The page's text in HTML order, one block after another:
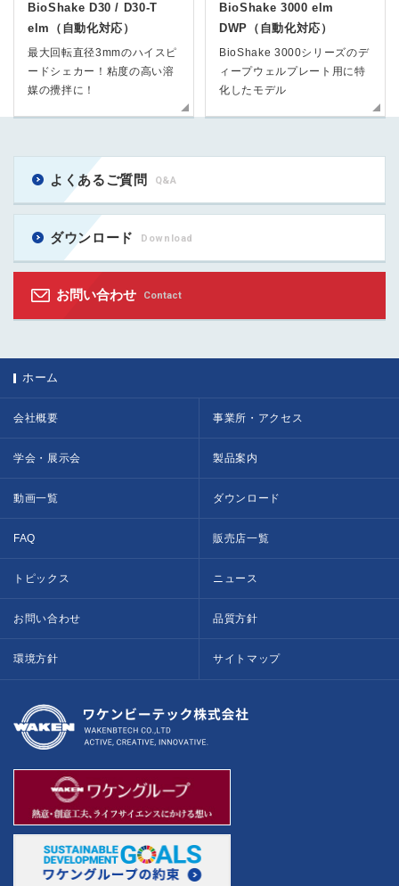
BioShake D30 / D30-T
elm（自動化対応）
最大回転直径3mmのハイスピ
ードシェカー！粘度の高い溶
媒の攪拌に！
BioShake 3000 elm
DWP（自動化対応）
BioShake 3000シリーズのデ
ィープウェルプレート用に特
化したモデル
よくあるご質問 Q&A
ダウンロード Download
お問い合わせ Contact
ホーム
会社概要 事業所・アクセス
学会・展示会 製品案内
動画一覧 ダウンロード
FAQ 販売店一覧
トピックス ニュース
お問い合わせ 品質方針
環境方針 サイトマップ